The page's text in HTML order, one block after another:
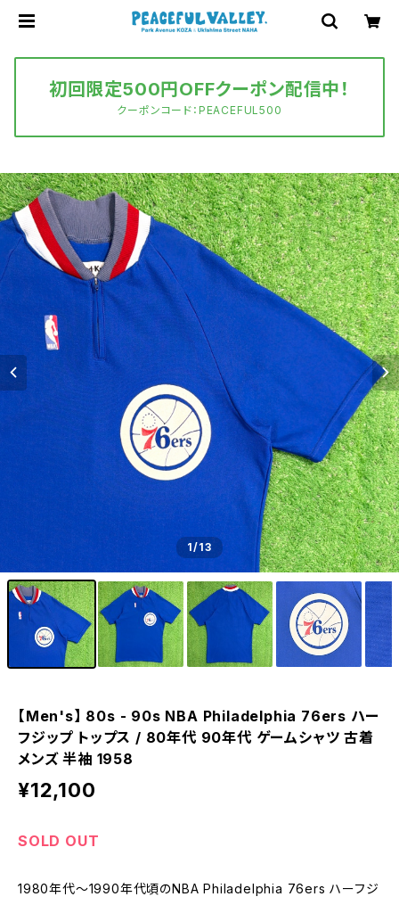
初回限定500円OFFクーポン配信中！
クーポンコード：PEACEFUL500
1/13
【Men's】 80s - 90s NBA Philadelphia 76ers ハー
フジップ トップス / 80年代 90年代 ゲームシャツ 古着
メンズ 半袖 1958
¥12,100
SOLD OUT
1980年代〜1990年代頃のNBA Philadelphia 76ers ハーフジ